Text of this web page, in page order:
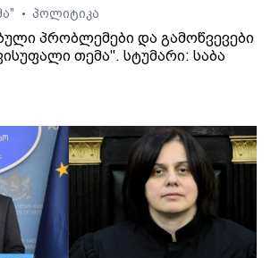
• პოლიტიკა
პრობლემები და გამოწვევები
თემა". სტუმარი: საბა